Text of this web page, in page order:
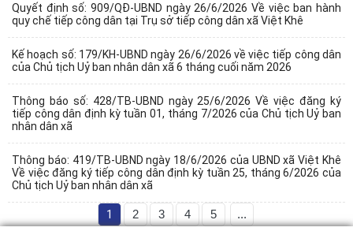
Quyết định số: 909/QĐ-UBND ngày 26/6/2026 Về việc ban hành
quy chế tiếp công dân tại Trụ sở tiếp công dân xã Việt Khê
Kế hoạch số: 179/KH-UBND ngày 26/6/2026 về việc tiếp công dân
của Chủ tịch Uỷ ban nhân dân xã 6 tháng cuối năm 2026
Thông báo số: 428/TB-UBND ngày 25/6/2026 Về việc đăng ký
tiếp công dân định kỳ tuần 01, tháng 7/2026 của Chủ tịch Uỷ ban
nhân dân xã
Thông báo: 419/TB-UBND ngày 18/6/2026 của UBND xã Việt Khê
Về việc đăng ký tiếp công dân định kỳ tuần 25, tháng 6/2026 của
Chủ tịch Uỷ ban nhân dân xã
1 2 3 4 5 ...